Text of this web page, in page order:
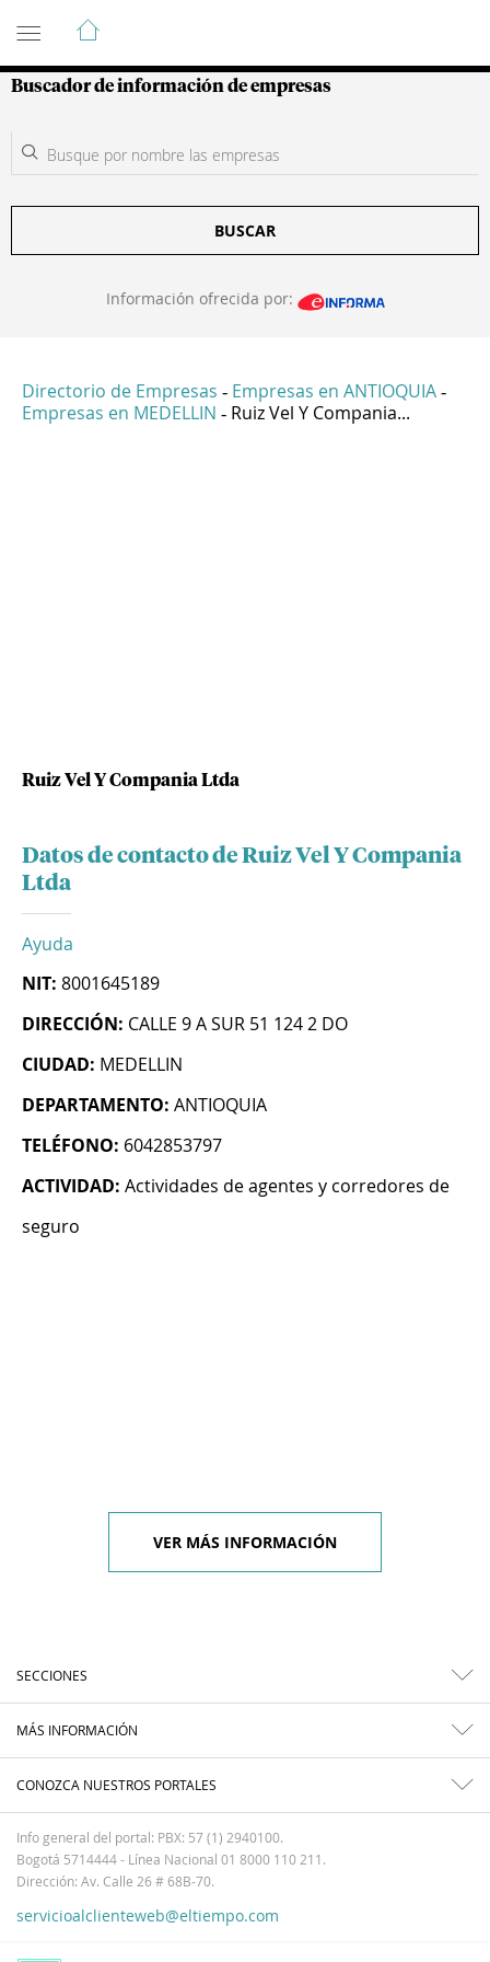
Guía de Empresas Colombianas
Buscador de información de empresas
BUSCAR
Información ofrecida por:
Directorio de Empresas - Empresas en ANTIOQUIA -
Empresas en MEDELLIN - Ruiz Vel Y Compania...
Ruiz Vel Y Compania Ltda
Datos de contacto de Ruiz Vel Y Compania
Ltda
Ayuda
NIT: 8001645189
DIRECCIÓN: CALLE 9 A SUR 51 124 2 DO
CIUDAD: MEDELLIN
DEPARTAMENTO: ANTIOQUIA
TELÉFONO: 6042853797
ACTIVIDAD: Actividades de agentes y corredores de
seguro
VER MÁS INFORMACIÓN
SECCIONES
MÁS INFORMACIÓN
CONOZCA NUESTROS PORTALES
Info general del portal: PBX: 57 (1) 2940100.
Bogotá 5714444 - Línea Nacional 01 8000 110 211.
Dirección: Av. Calle 26 # 68B-70.
servicioalclienteweb@eltiempo.com